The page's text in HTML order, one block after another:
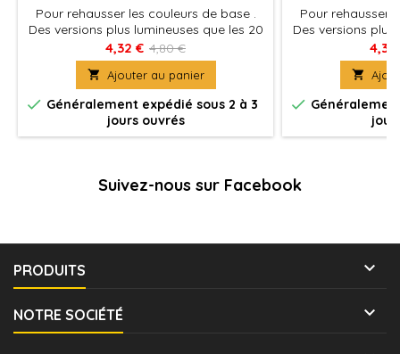
Pour rehausser les couleurs de base .
Des versions plus lumineuses que les 20
teintes de base . Elles peuvent être
mélangées en différentes proportions
pour obtenir des reflets intermédiaires.
Leur finesse permet un mélange
harmonieux, créant ainsi des dégradés
de couleurs subtils.
4,32 € 4,80 €
 Ajouter au panier
 Généralement expédié sous 2 à 3
jours ouvrés
Pour rehausser
Des versions
teintes de
mélangées en
pour obtenir
Leur finesse
harmonieux,
de
4,32


Suivez-nous sur Facebook
PRODUITS 
NOTRE SOCIÉTÉ 